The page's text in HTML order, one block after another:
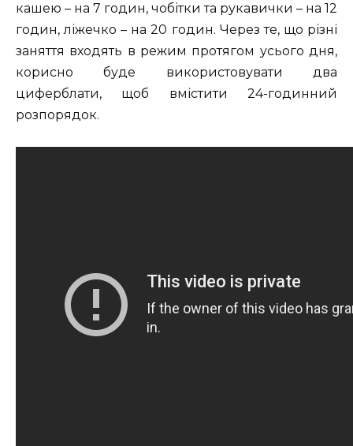
кашею – на 7 годин, чобітки та рукавички – на 12
годин, ліжечко – на 20 годин. Через те, що різні
заняття входять в режим протягом усього дня,
корисно буде використовувати два
циферблати, щоб вмістити 24-годинний
розпорядок.